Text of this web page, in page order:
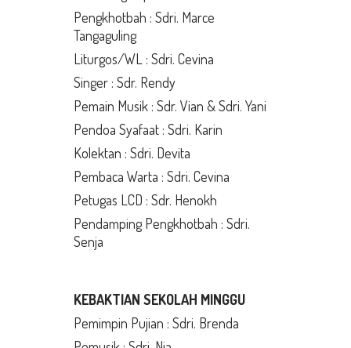
Pengkhotbah : Sdri. Marce
Tangaguling
Liturgos/WL : Sdri. Cevina
Singer : Sdr. Rendy
Pemain Musik : Sdr. Vian & Sdri. Yani
Pendoa Syafaat : Sdri. Karin
Kolektan : Sdri. Devita
Pembaca Warta : Sdri. Cevina
Petugas LCD : Sdr. Henokh
Pendamping Pengkhotbah : Sdri.
Senja
KEBAKTIAN SEKOLAH MINGGU
Pemimpin Pujian : Sdri. Brenda